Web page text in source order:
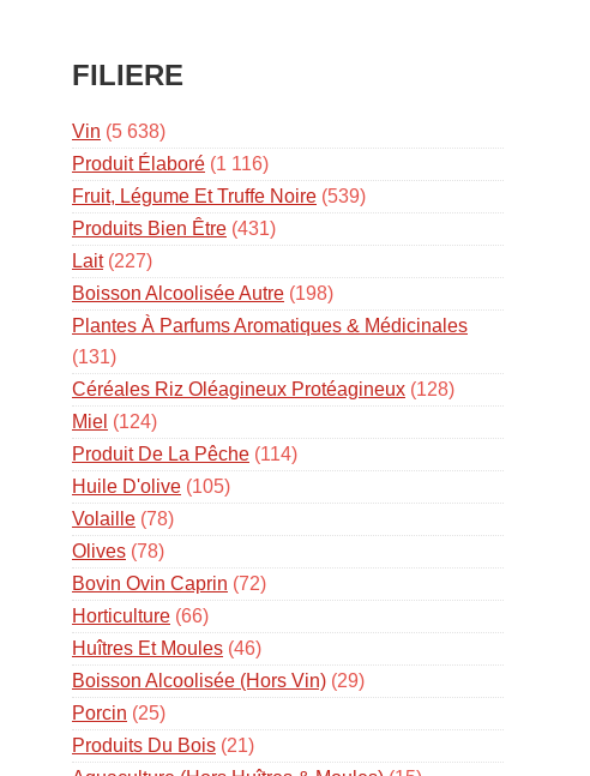
FILIERE
Vin (5 638)
Produit Élaboré (1 116)
Fruit, Légume Et Truffe Noire (539)
Produits Bien Être (431)
Lait(227)
Boisson Alcoolisée Autre (198)
Plantes À Parfums Aromatiques & Médicinales
(131)
Céréales Riz Oléagineux Protéagineux (128)
Miel (124)
Produit De La Pêche (114)
Huile D'olive (105)
Volaille (78)
Olives (78)
Bovin Ovin Caprin (72)
Horticulture (66)
Huîtres Et Moules (46)
Boisson Alcoolisée (hors Vin) (29)
Porcin (25)
Produits Du Bois (21)